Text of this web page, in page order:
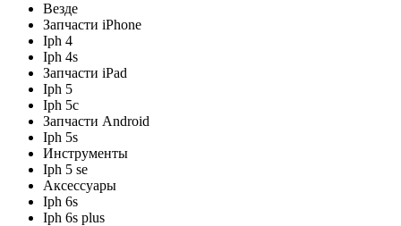
Везде
Запчасти iPhone
Iph 4
Iph 4s
Запчасти iPad
Iph 5
Iph 5c
Запчасти Android
Iph 5s
Инструменты
Iph 5 se
Аксессуары
Iph 6s
Iph 6s plus